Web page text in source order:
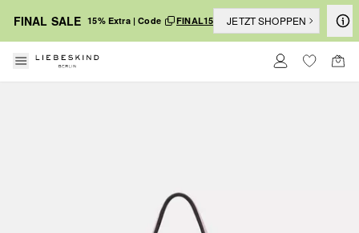
FINAL SALE 15% Extra | Code FINAL15 JETZT SHOPPEN